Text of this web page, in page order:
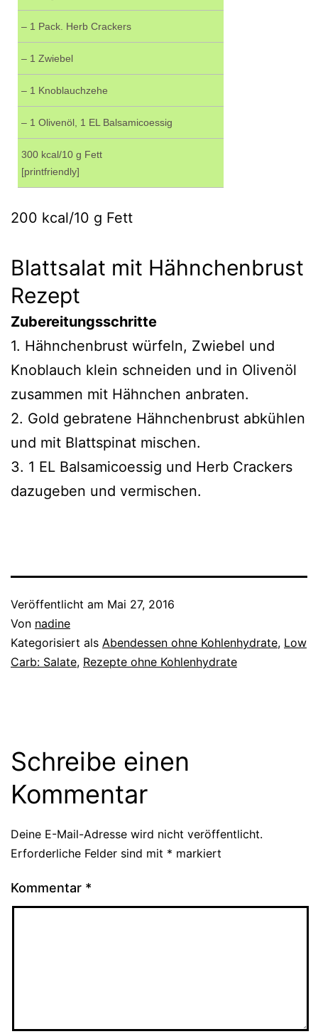
– 1 Pack. Herb Crackers
– 1 Zwiebel
– 1 Knoblauchzehe
– 1 Olivenöl, 1 EL Balsamicoessig
300 kcal/10 g Fett
[printfriendly]
200 kcal/10 g Fett
Blattsalat mit Hähnchenbrust
Rezept
Zubereitungsschritte
1. Hähnchenbrust würfeln, Zwiebel und
Knoblauch klein schneiden und in Olivenöl
zusammen mit Hähnchen anbraten.
2. Gold gebratene Hähnchenbrust abkühlen
und mit Blattspinat mischen.
3. 1 EL Balsamicoessig und Herb Crackers
dazugeben und vermischen.
Veröffentlicht am Mai 27, 2016
Von nadine
Kategorisiert als Abendessen ohne Kohlenhydrate, Low
Carb: Salate, Rezepte ohne Kohlenhydrate
Schreibe einen
Kommentar
Deine E-Mail-Adresse wird nicht veröffentlicht.
Erforderliche Felder sind mit * markiert
Kommentar *